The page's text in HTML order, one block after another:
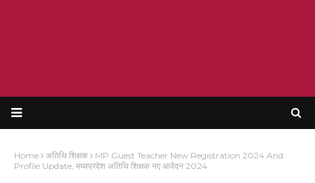
Home अतिथि शिक्षक
MP Guest Teacher New Registration 2024 And
Profile Update, मध्यप्रदेश अतिथि शिक्षक नए आवेदन 2024